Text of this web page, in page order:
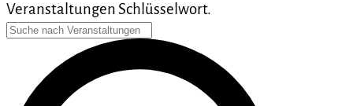
Veranstaltungen Schlüsselwort.